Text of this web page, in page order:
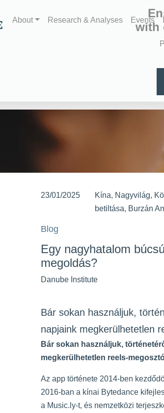
with
About Research & Analyses Events
23/01/2025 Kína, Nagyvilág,
betiltása, Burzán
Blog
Egy nagyhatalom
megoldás?
Danube Institute
Bár sokan használjuk,
napjaink megkerülhetetlen
Bár sokan használjuk,
megkerülhetetlen reels-
Az app története 2014-ben
2016-ban a kínai Bytedance
a Music.ly-t, és nemzetközi